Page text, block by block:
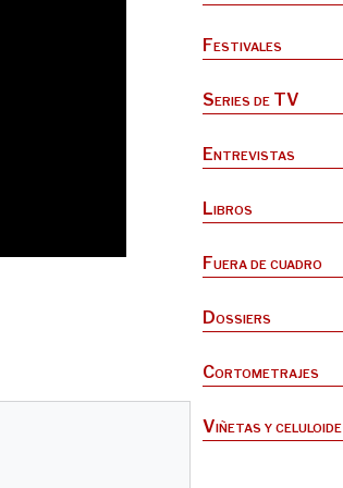
Festivales
Series de TV
Entrevistas
Libros
Fuera de cuadro
Dossiers
Cortometrajes
Viñetas y celuloide